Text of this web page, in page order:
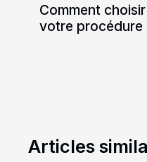
Comment
votre procédure
Articles